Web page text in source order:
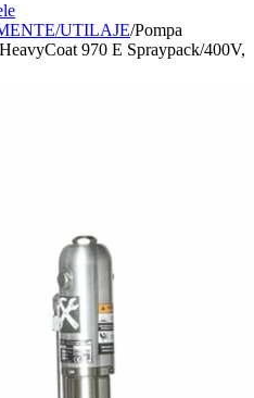
UTILAJE/Pompa
970 E Spraypack/400V,